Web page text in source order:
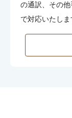
の通訳、その
で対応いたしま